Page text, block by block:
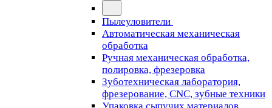
Пылеуловители
Автоматическая механическая
обработка
Ручная механическая обработка,
полировка, фрезеровка
Зуботехническая лаборатория,
фрезерование, CNC, зубные техники
Упаковка сыпучих материалов